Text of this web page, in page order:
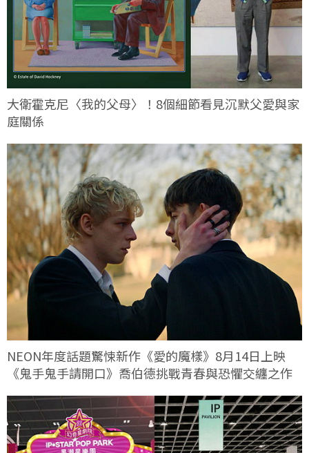
大衛霍克尼〈我的父母〉！8個細節看見沉默父愛與家
庭關係
NEON年度話題驚悚新作《愛的魔樣》8月14日上映
《鬼手鬼手請開口》喬伯德挑戰青春與恐懼交纏之作